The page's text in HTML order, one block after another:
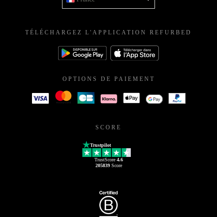
TÉLÉCHARGEZ L'APPLICATION REFURBED
OPTIONS DE PAIEMENT
SCORE
Trustpilot
TrustScore 4.6
205839Score